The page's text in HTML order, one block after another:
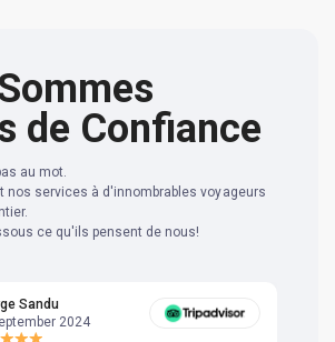
de Confiance
au mot.
nos services à d'innombrables voyageurs
ce qu'ils pensent de nous!
Sandu
2024